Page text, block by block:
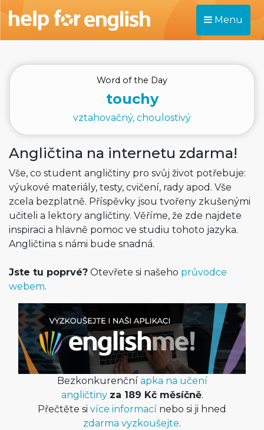
Menu
Word of the Day
touchy
vztahovačný, choulostivý
Angličtina na internetu zdarma!
Vše, co student angličtiny pro svůj život potřebuje:
výukové materiály, testy, cvičení, rady apod. Vše
zcela bezplatně. Příspěvky jsou tvořeny zkušenými
učiteli a lektory angličtiny. Věříme, že zde najdete
inspiraci a hlavně pomoc ve studiu tohoto jazyka.
Angličtina s námi bude snadná.
Jste tu poprvé? Otevřete si našeho průvodce
webem.
Bezkonkurenční apka na učení
angličtiny za 189 Kč měsíčně.
Přečtěte si více informací nebo si ji hned
zdarma vyzkoušejte.